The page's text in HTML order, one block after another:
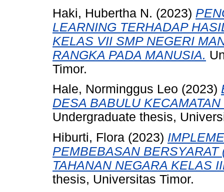
Haki, Hubertha N. (2023)
LEARNING TERHADAP
KELAS VII SMP NEGERI
RANGKA PADA MANUSIA.
Timor.
Hale, Norminggus Leo (2023)
DESA BABULU
Undergraduate thesis,
Hiburti, Flora (2023)
PEMBEBASAN
TAHANAN NEGARA KELAS
thesis, Universitas Timor.